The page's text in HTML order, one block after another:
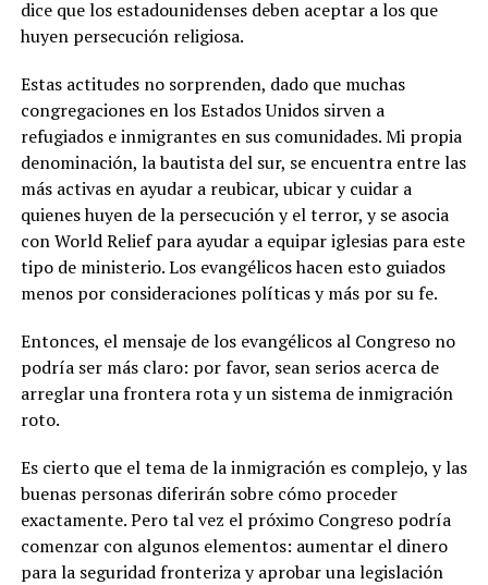
dice que los estadounidenses deben aceptar a los que
huyen persecución religiosa.
Estas actitudes no sorprenden, dado que muchas
congregaciones en los Estados Unidos sirven a
refugiados e inmigrantes en sus comunidades. Mi propia
denominación, la bautista del sur, se encuentra entre las
más activas en ayudar a reubicar, ubicar y cuidar a
quienes huyen de la persecución y el terror, y se asocia
con World Relief para ayudar a equipar iglesias para este
tipo de ministerio. Los evangélicos hacen esto guiados
menos por consideraciones políticas y más por su fe.
Entonces, el mensaje de los evangélicos al Congreso no
podría ser más claro: por favor, sean serios acerca de
arreglar una frontera rota y un sistema de inmigración
roto.
Es cierto que el tema de la inmigración es complejo, y las
buenas personas diferirán sobre cómo proceder
exactamente. Pero tal vez el próximo Congreso podría
comenzar con algunos elementos: aumentar el dinero
para la seguridad fronteriza y aprobar una legislación